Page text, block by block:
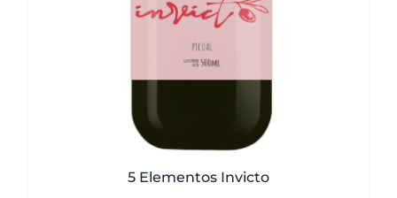
5 Elementos Invicto